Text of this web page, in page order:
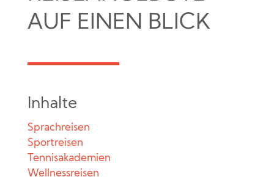
AUF EINEN BLICK
Inhalte
Sprachreisen
Sportreisen
Tennisakademien
Wellnessreisen